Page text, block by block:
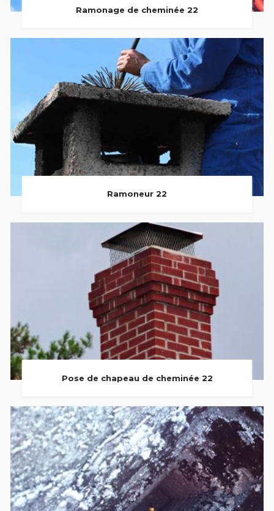
Ramonage de cheminée 22
Ramoneur 22
Pose de chapeau de cheminée 22